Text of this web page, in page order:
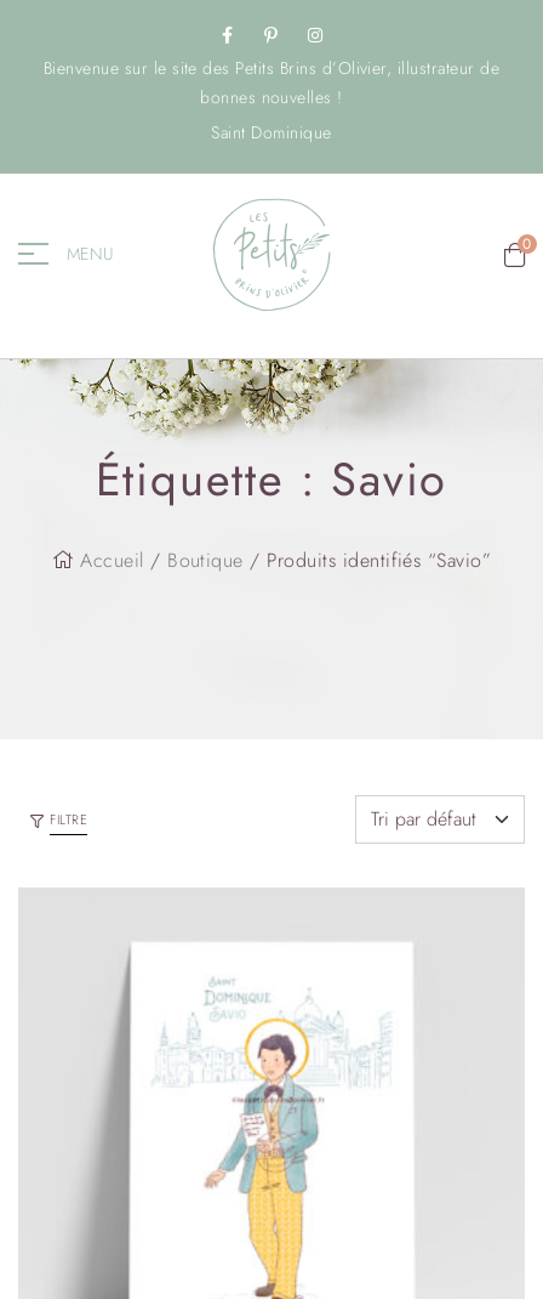
Bienvenue sur le site des Petits Brins d’Olivier, illustrateur de
bonnes nouvelles !
Saint Dominique
MENU 0
Étiquette : Savio
Accueil / Boutique / Produits identifiés “Savio”
FILTRE